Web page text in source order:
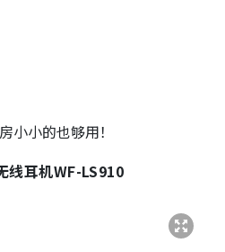
小小的也够用！
耳机WF-LS910